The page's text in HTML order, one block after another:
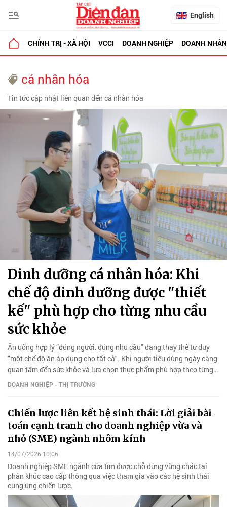
English
CHÍNH TRỊ - XÃ HỘI VCCI DOANH NGHIỆP DOANH NHÂN
cá nhân hóa
Tin tức cập nhật liên quan đến cá nhân hóa
Dinh dưỡng cá nhân hóa: Khi
chế độ dinh dưỡng được "thiết
kế" phù hợp cho từng nhu cầu
sức khỏe
Ăn uống hợp lý “đúng người, đúng nhu cầu" đang thay thế tư duy
"một chế độ ăn áp dụng cho tất cả". Khi người tiêu dùng ngày càng
quan tâm đến sức khỏe và lựa chọn thực phẩm phù hợp theo từng
giai đoạn của cuộc sống.
DOANH NGHIỆP - THỊ TRƯỜNG
Chiến lược liên kết hệ sinh thái: Lời giải bài
toán cạnh tranh cho doanh nghiệp vừa và
nhỏ (SME) ngành nhôm kính
14/07/2026 10:06
Doanh nghiệp SME ngành cửa tìm được chỗ đứng vững chắc tại
phân khúc cao cấp thông qua việc tham gia vào các hệ sinh thái
cung ứng chiến lược.